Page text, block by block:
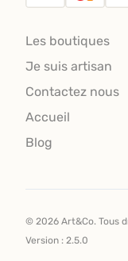
Les boutiques
Je suis artisan
Contactez nous
Accueil
Blog
© 2026 Art&Co. Tous
Version : 2.5.0